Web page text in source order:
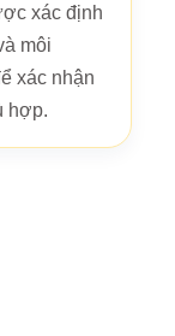
xác định
môi
xác nhận
hợp.